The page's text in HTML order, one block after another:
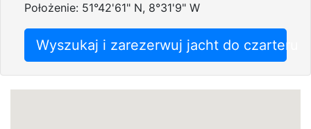
Położenie: 51°42'61" N, 8°31'9" W
Wyszukaj i zarezerwuj jacht do czarteru